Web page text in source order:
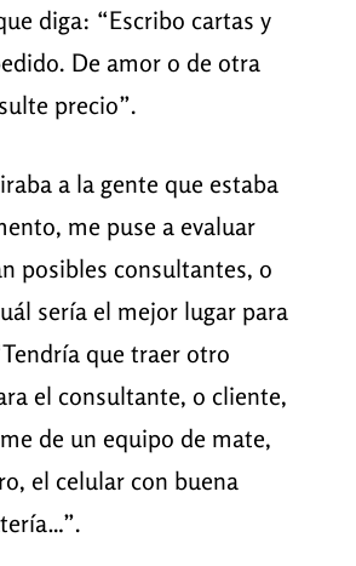
diga: “Escribo cartas y
De amor o de otra
precio”.
a la gente que estaba
me puse a evaluar
posibles consultantes, o
sería el mejor lugar para
que traer otro
el consultante, o cliente,
de un equipo de mate,
el celular con buena